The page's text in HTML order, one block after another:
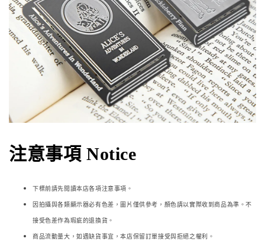
注意事項 Notice
下標前請先閱讀本店各項注意事項。
因拍攝與各類顯示器必有色差，圖片僅供參考，顏色請以實際收到商品為準。不
接受色差作為瑕疵的退換貨。
商品流動量大，如遇缺貨事宜，本店保留訂單接受與拒絕之權利。